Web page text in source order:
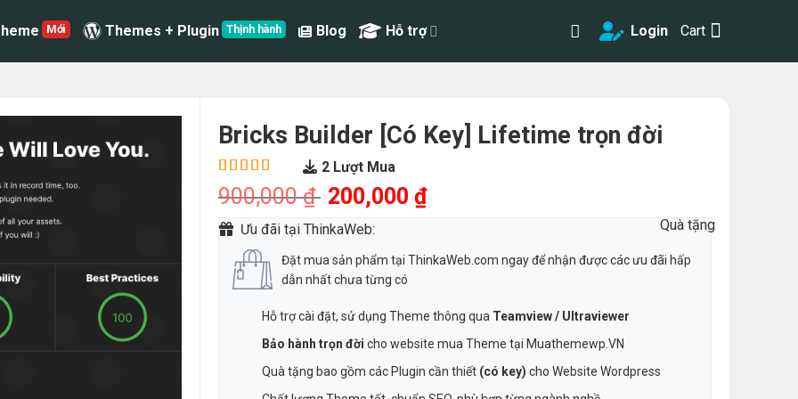
Themes + Plugin Blog Hỗ trợ Login Cart
Bricks Builder [Có Key] Lifetime trọn đời
5.00trên
5 dựa trên
1
đánh giá
2 Lượt Mua
900,000 ₫ 200,000 ₫
Quà tặng
Ưu đãi tại ThinkaWeb:
Đặt mua sản phẩm tại ThinkaWeb.com ngay để nhận được các ưu đãi hấp
dẫn nhất chưa từng có
Hỗ trợ cài đặt, sử dụng Theme thông qua Teamview / Ultraviewer
Bảo hành trọn đời cho website mua Theme tại Muathemewp.VN
Quà tặng bao gồm các Plugin cần thiết (có key) cho Website Wordpress